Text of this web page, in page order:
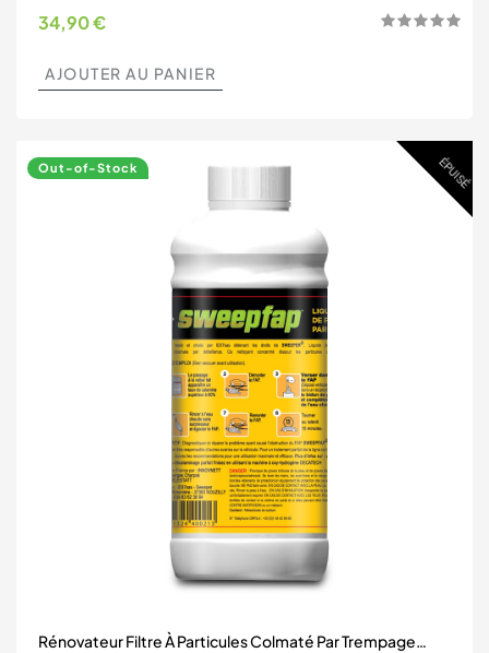
Prix
34,90 €
AJOUTER AU PANIER
Out-of-Stock ÉPUISÉ
Rénovateur Filtre À Particules Colmaté Par Trempage